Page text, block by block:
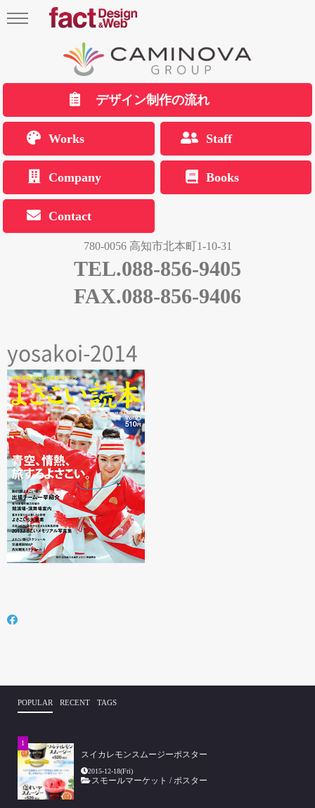
デザイン制作の流れ
Works Staff
Company Books
Contact
780-0056 高知市北本町1-10-31
TEL.088-856-9405
FAX.088-856-9406
yosakoi-2014
POPULAR RECENT TAGS
スイカレモンスムージーポスター
2015-12-18(Fri)
スモールマーケット /ポスター